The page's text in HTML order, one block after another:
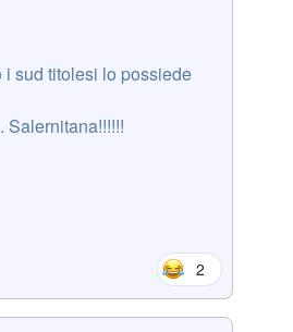
sud titolesi lo possiede
Salernitana!!!!!!
2